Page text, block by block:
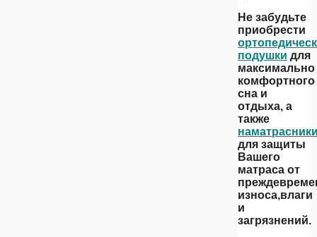
Не забудьте
приобрести
подушки для
максимально
комфортного
сна и
отдыха, а
также
для защиты
Вашего
матраса от
износа,влаги
и
загрязнений.